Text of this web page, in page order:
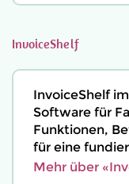
InvoiceShelf
InvoiceShelf
Software für
Funktionen,
für eine
Mehr über